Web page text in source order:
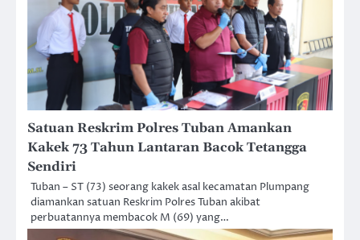
Satuan Reskrim Polres Tuban Amankan
Kakek 73 Tahun Lantaran Bacok Tetangga
Sendiri
Tuban – ST (73) seorang kakek asal kecamatan Plumpang
diamankan satuan Reskrim Polres Tuban akibat
perbuatannya membacok M (69) yang…